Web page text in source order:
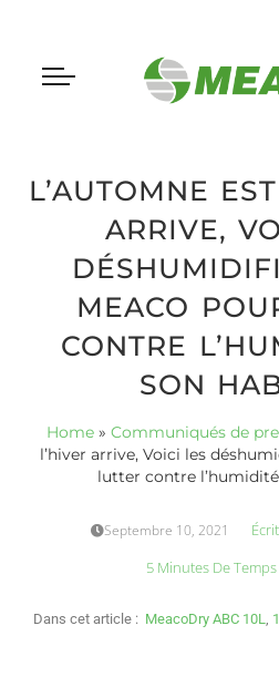
L’AUTOMNE
ARRIVE,
MEACO
CONTRE
SON
Home» Communiqués de
l’hiver arrive, Voici les
lutter contre
Septembre 10, 2021
5 Minutes De
Dans cet article : MeacoDry ABC 10L